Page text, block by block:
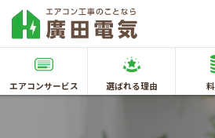
エアコンサービス 選ばれる理由